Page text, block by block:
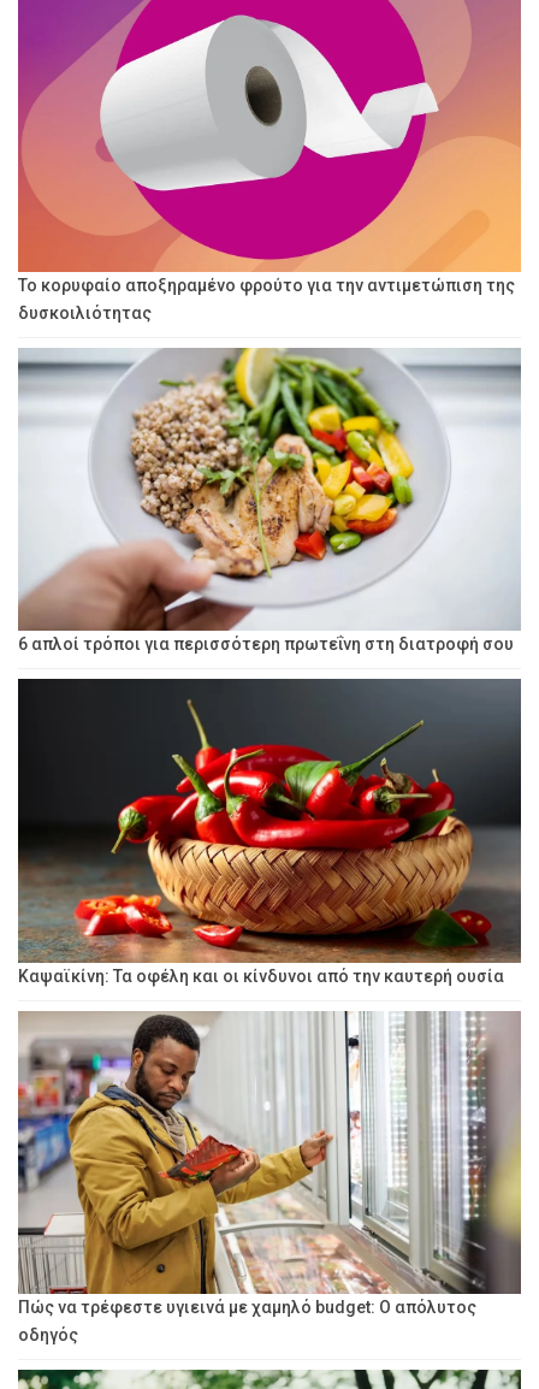
Το κορυφαίο αποξηραμένο φρούτο για την αντιμετώπιση της
δυσκοιλιότητας
6 απλοί τρόποι για περισσότερη πρωτεΐνη στη διατροφή σου
Καψαϊκίνη: Τα οφέλη και οι κίνδυνοι από την καυτερή ουσία
Πώς να τρέφεστε υγιεινά με χαμηλό budget: Ο απόλυτος
οδηγός